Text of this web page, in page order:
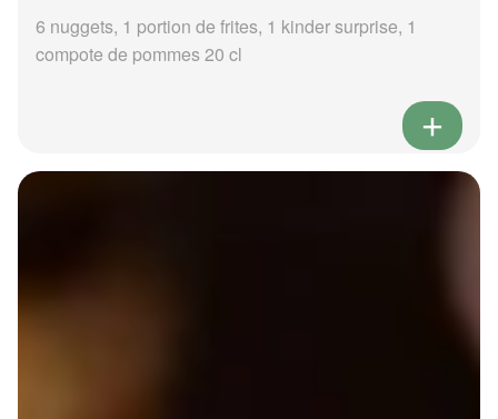
6 nuggets, 1 portion de frites, 1 kinder surprise, 1
compote de pommes 20 cl